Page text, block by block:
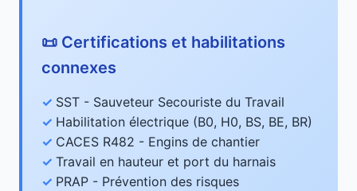
📜 Certifications et habilitations
connexes
SST - Sauveteur Secouriste du Travail
Habilitation électrique (B0, H0, BS, BE, BR)
CACES R482 - Engins de chantier
Travail en hauteur et port du harnais
PRAP - Prévention des risques